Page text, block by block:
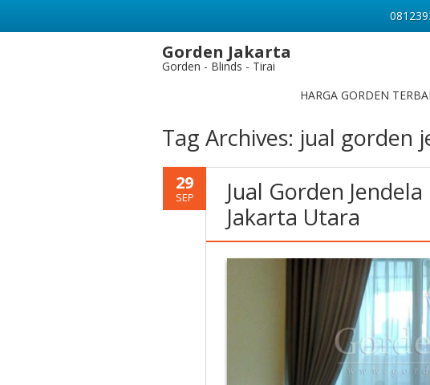
Gorden Jakarta
Gorden - Blinds - Tirai
HARGA GORDEN
Tag Archives: jual gorden
29
SEP
Jual Gorden
Jakarta Utara